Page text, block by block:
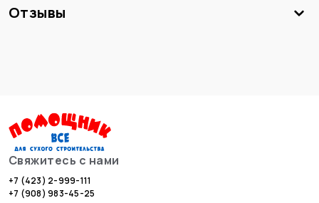
Отзывы
Свяжитесь с нами
+7 (423) 2-999-111
+7 (908) 983-45-25